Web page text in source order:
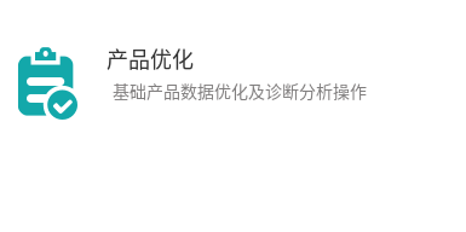
产品优化
基础产品数据优化及诊断分析操作